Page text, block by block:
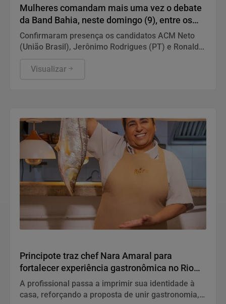
Mulheres comandam mais uma vez o debate
da Band Bahia, neste domingo (9), entre os
candidatos ao Governo do Estado
Confirmaram presença os candidatos ACM Neto
(União Brasil), Jerônimo Rodrigues (PT) e Ronaldo
ou coligações cujos partidos possuem, no mínimo,
Visualizar
Principote traz chef Nara Amaral para
fortalecer experiência gastronômica no Rio
Vermelho
A profissional passa a imprimir sua identidade à
casa, reforçando a proposta de unir gastronomia,